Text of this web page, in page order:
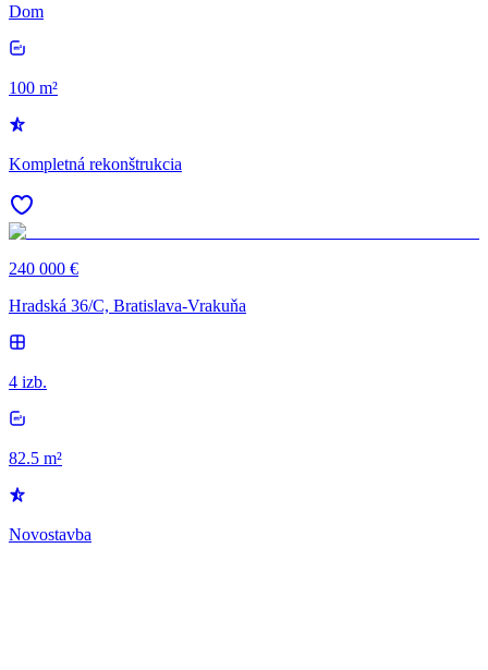
Dom
100 m²
Kompletná rekonštrukcia
240 000 €
Hradská 36/C, Bratislava-Vrakuňa
4 izb.
82.5 m²
Novostavba